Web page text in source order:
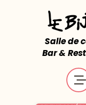
Salle de
Bar &